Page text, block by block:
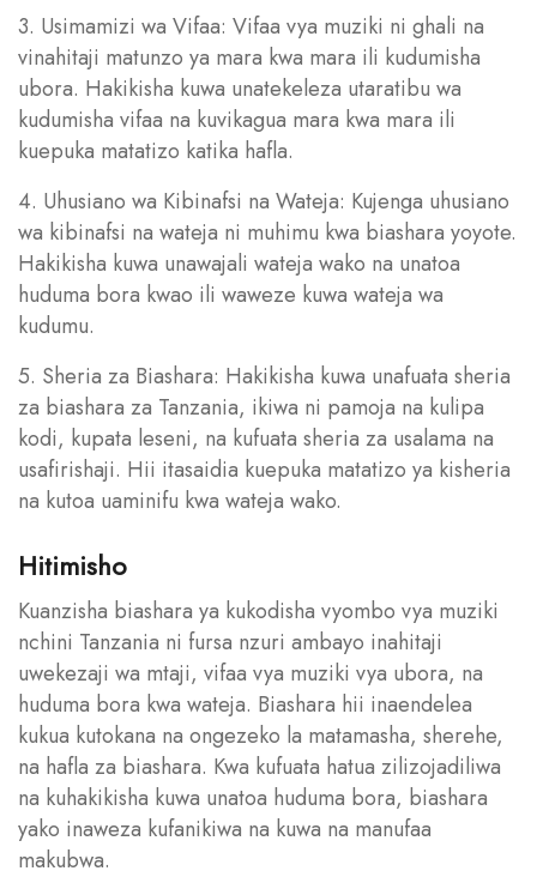
3. Usimamizi wa Vifaa: Vifaa vya muziki ni ghali na
vinahitaji matunzo ya mara kwa mara ili kudumisha
ubora. Hakikisha kuwa unatekeleza utaratibu wa
kudumisha vifaa na kuvikagua mara kwa mara ili
kuepuka matatizo katika hafla.
4. Uhusiano wa Kibinafsi na Wateja: Kujenga uhusiano
wa kibinafsi na wateja ni muhimu kwa biashara yoyote.
Hakikisha kuwa unawajali wateja wako na unatoa
huduma bora kwao ili waweze kuwa wateja wa
kudumu.
5. Sheria za Biashara: Hakikisha kuwa unafuata sheria
za biashara za Tanzania, ikiwa ni pamoja na kulipa
kodi, kupata leseni, na kufuata sheria za usalama na
usafirishaji. Hii itasaidia kuepuka matatizo ya kisheria
na kutoa uaminifu kwa wateja wako.
Hitimisho
Kuanzisha biashara ya kukodisha vyombo vya muziki
nchini Tanzania ni fursa nzuri ambayo inahitaji
uwekezaji wa mtaji, vifaa vya muziki vya ubora, na
huduma bora kwa wateja. Biashara hii inaendelea
kukua kutokana na ongezeko la matamasha, sherehe,
na hafla za biashara. Kwa kufuata hatua zilizojadiliwa
na kuhakikisha kuwa unatoa huduma bora, biashara
yako inaweza kufanikiwa na kuwa na manufaa
makubwa.